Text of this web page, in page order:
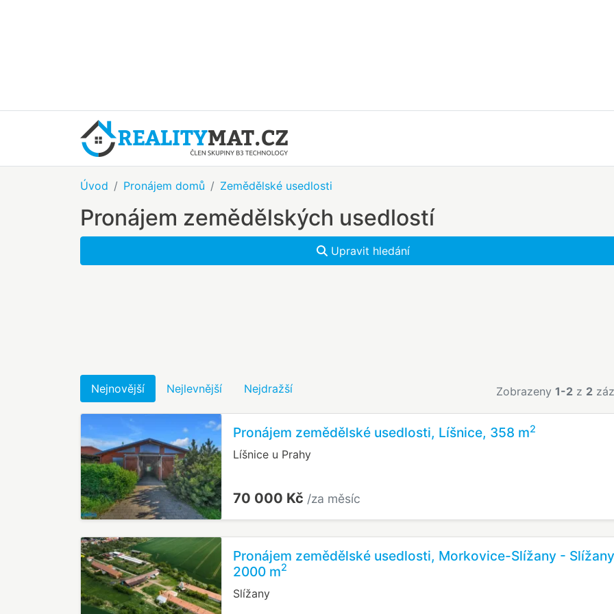
Úvod Pronájem domů Zemědělské usedlosti
Pronájem zemědělských usedlostí
Upravit hledání
Nejnovější Nejlevnější Nejdražší Zobrazeny 1-2 z 2
Pronájem zemědělské usedlosti, Líšnice, 358 m2
Líšnice u Prahy
70 000 Kč /za měsíc
Pronájem zemědělské usedlosti, Morkovice-Slížany -
2000 m2
Slížany